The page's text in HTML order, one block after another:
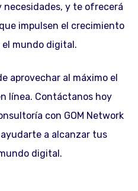
y te ofrecerá
impulsen el crecimiento
mundo digital.
aprovechar al máximo el
línea. Contáctanos hoy
con GOM Network
a alcanzar tus
digital.